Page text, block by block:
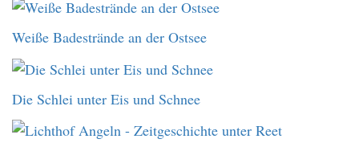
Weiße Badestrände an der Ostsee
Die Schlei unter Eis und Schnee